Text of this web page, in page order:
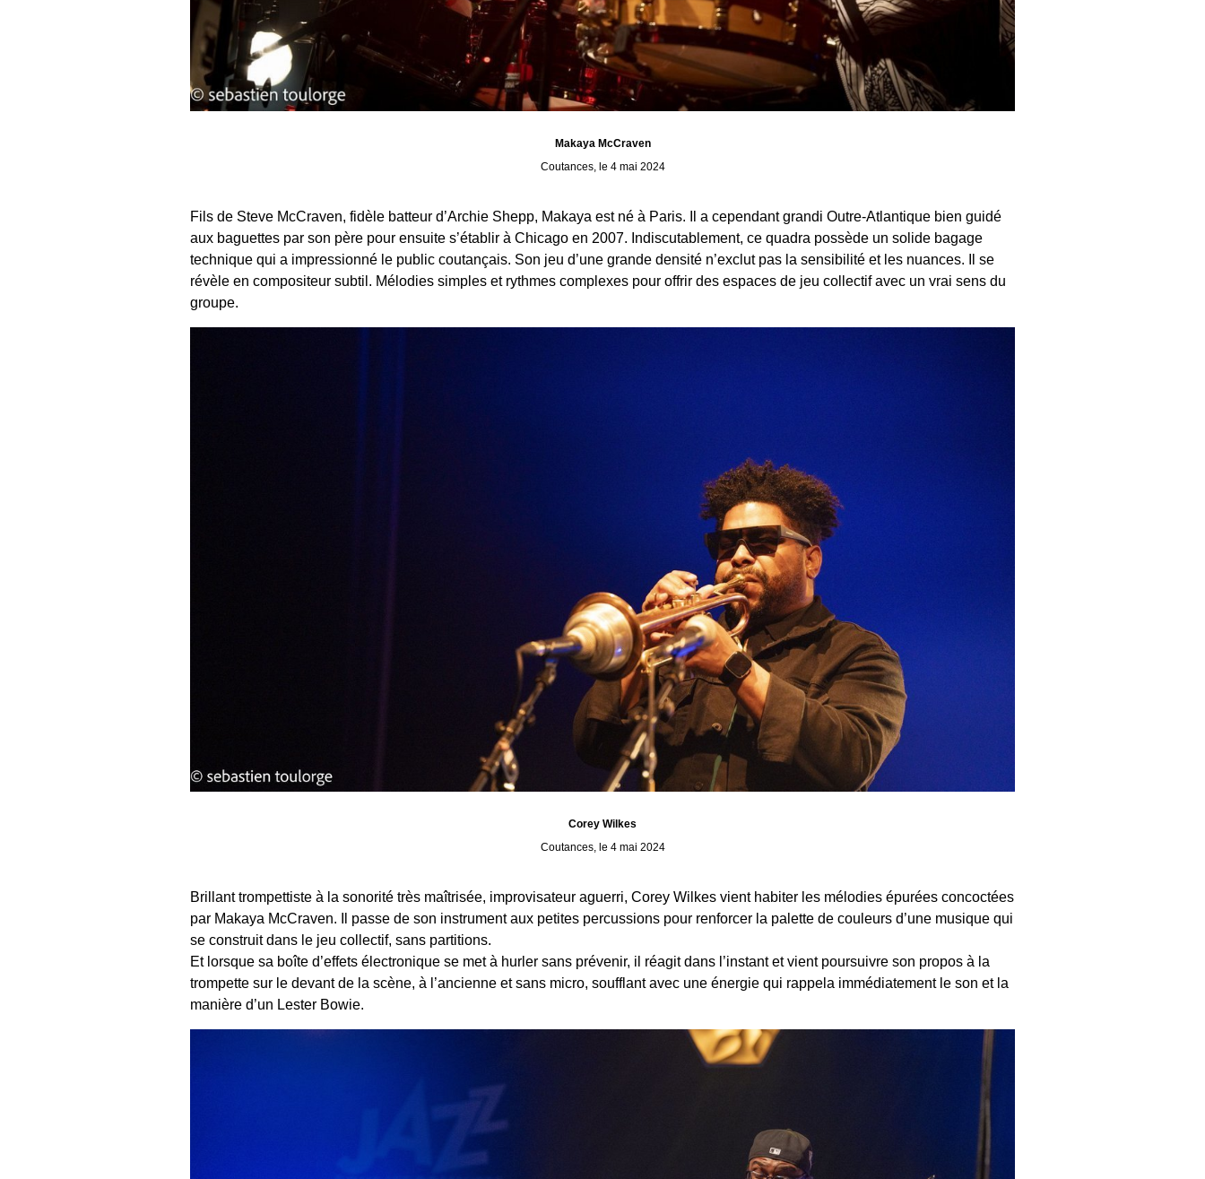
Makaya McCraven
Coutances, le 4 mai 2024
Fils de Steve McCraven, fidèle batteur d’Archie Shepp, Makaya est né à Paris. Il a cependant grandi Outre-Atlantique bien guidé
aux baguettes par son père pour ensuite s’établir à Chicago en 2007. Indiscutablement, ce quadra possède un solide bagage
technique qui a impressionné le public coutançais. Son jeu d’une grande densité n’exclut pas la sensibilité et les nuances. Il se
révèle en compositeur subtil. Mélodies simples et rythmes complexes pour offrir des espaces de jeu collectif avec un vrai sens du
groupe.
Corey Wilkes
Coutances, le 4 mai 2024
Brillant trompettiste à la sonorité très maîtrisée, improvisateur aguerri, Corey Wilkes vient habiter les mélodies épurées concoctées
par Makaya McCraven. Il passe de son instrument aux petites percussions pour renforcer la palette de couleurs d’une musique qui
se construit dans le jeu collectif, sans partitions.
Et lorsque sa boîte d’effets électronique se met à hurler sans prévenir, il réagit dans l’instant et vient poursuivre son propos à la
trompette sur le devant de la scène, à l’ancienne et sans micro, soufflant avec une énergie qui rappela immédiatement le son et la
manière d’un Lester Bowie.